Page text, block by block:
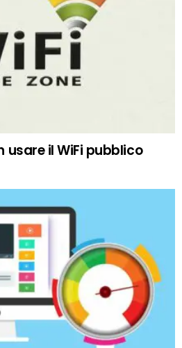
usare il WiFi pubblico